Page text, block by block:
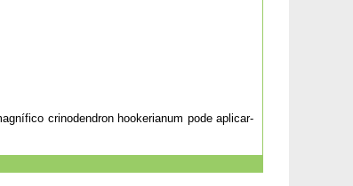
crinodendron hookerianum pode aplicar-